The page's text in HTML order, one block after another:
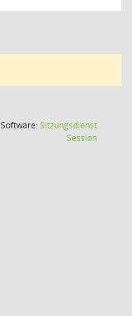
Software:Sitzungsdienst
Session(Wird in